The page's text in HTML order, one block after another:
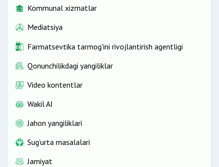
Kommunal xizmatlar
Mediatsiya
Farmatsevtika tarmog'ini rivojlantirish agentligi
Qonunchilikdagi yangiliklar
Video kontentlar
Wakil AI
Jahon yangiliklari
Sug‘urta masalalari
Jamiyat